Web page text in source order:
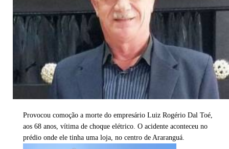
Provocou comoção a morte do empresário Luiz Rogério Dal Toé,
aos 68 anos, vítima de choque elétrico. O acidente aconteceu no
prédio onde ele tinha uma loja, no centro de Araranguá.